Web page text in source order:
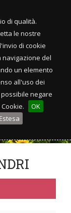
di qualità.
le nostre
di cookie
navigazione del
un elemento
all'uso dei
negare
OK